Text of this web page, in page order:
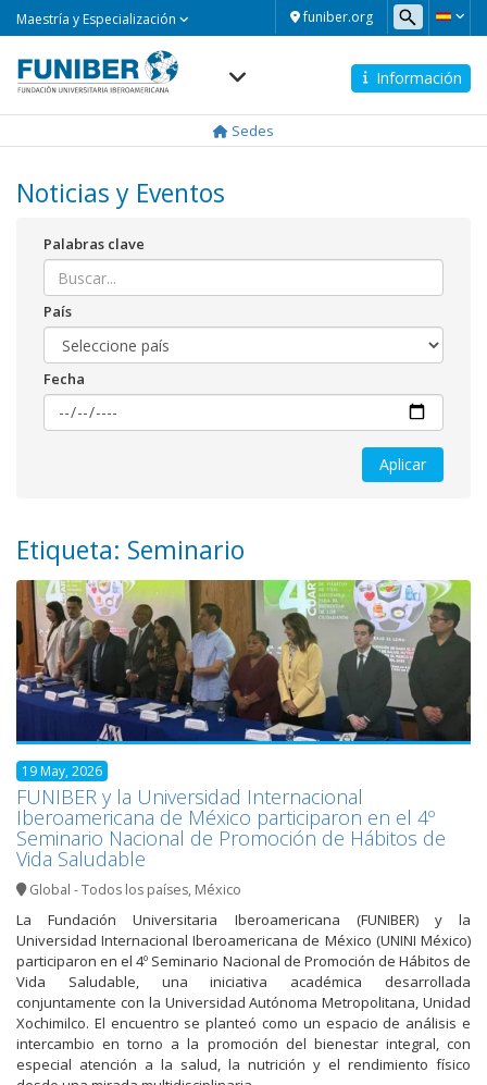
funiber.org
Maestría y Especialización
Información
Sedes
Noticias y Eventos
Palabras clave
País
Fecha
Etiqueta: Seminario
19 May, 2026
FUNIBER y la Universidad Internacional
Iberoamericana de México participaron en el 4º
Seminario Nacional de Promoción de Hábitos de
Vida Saludable
Global - Todos los países, México
La Fundación Universitaria Iberoamericana (FUNIBER) y la
Universidad Internacional Iberoamericana de México (UNINI México)
participaron en el 4º Seminario Nacional de Promoción de Hábitos de
Vida Saludable, una iniciativa académica desarrollada
conjuntamente con la Universidad Autónoma Metropolitana, Unidad
Xochimilco. El encuentro se planteó como un espacio de análisis e
intercambio en torno a la promoción del bienestar integral, con
especial atención a la salud, la nutrición y el rendimiento físico